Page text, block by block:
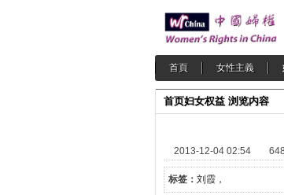
首頁 女性主義
首页妇女权益 浏览内容
2013-12-04 02:54
标签： 刘霞，